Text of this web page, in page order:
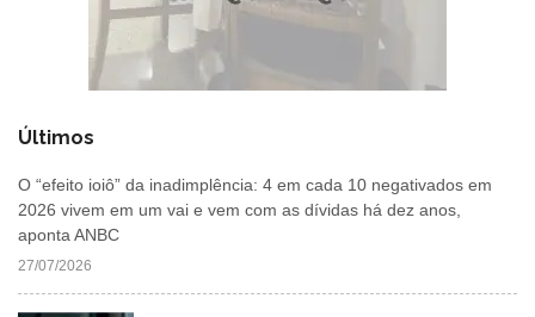
Últimos
O “efeito ioiô” da inadimplência: 4 em cada 10 negativados em
2026 vivem em um vai e vem com as dívidas há dez anos,
aponta ANBC
27/07/2026